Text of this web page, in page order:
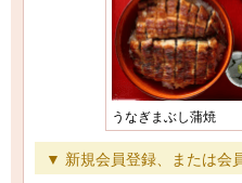
うなぎまぶし蒲焼
▼ 新規会員登録、または会